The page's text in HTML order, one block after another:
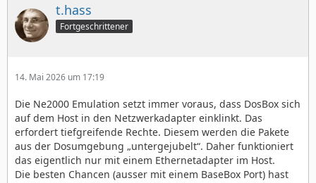
t.hass
Fortgeschrittener
14. Mai 2026 um 17:19
Die Ne2000 Emulation setzt immer voraus, dass DosBox sich
auf dem Host in den Netzwerkadapter einklinkt. Das
erfordert tiefgreifende Rechte. Diesem werden die Pakete
aus der Dosumgebung „untergejubelt“. Daher funktioniert
das eigentlich nur mit einem Ethernetadapter im Host.
Die besten Chancen (ausser mit einem BaseBox Port) hast